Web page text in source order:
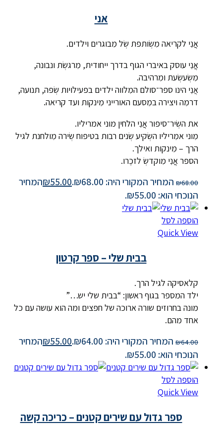
אני
אֲֲנִִי לקריאה מִשְׂותפת שְׂל מִבוגרים וילדים.
אֲֲנִִי עוסק באיברי הגוף בדרך ייחודית, מִרגשְׂת ונבונה,
מִשְׂעשְׂעת ומִרהיבה.
אֲנִִי הינו ספר־סולם המִלווה ילדים בפעילויות שְׂפה, תנועה,
דרמִה ויצירה במִסעם האורייני מִינקות ועד קריאה.
את השְׂיר־סיפור אֲֲנִִי הלחין מוני אמריליו.
מִוני אמִריליו השְׂקיע שְׂנים רבות בטיפוח שְׂירה מִולחנת לגיל
הרך – מִינקות ואילך.
הספר אֲֲנִִי מִוקדשְׂ לזכֶרו.
₪68.00 המחיר המקורי היה: ₪68.00. ₪55.00
המחיר
הנוכחי הוא: ₪55.00.
הוספה לסל
Quick View
בבית שלי – ספר קרטון
קלאסיקה לגיל הרך.
ילד המספר בגוף ראשון: “בבית שלי יש…”
מונה בחרוזים שורה ארוכה של חפצים ומה הוא עושה עם כל
אחד מהם.
₪64.00 המחיר המקורי היה: ₪64.00. ₪55.00
המחיר
הנוכחי הוא: ₪55.00.
הוספה לסל
Quick View
ספר גדול עם שירים קטנים – כריכה קשה